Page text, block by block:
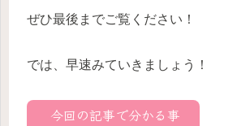
ぜひ最後までご覧ください！
では、早速みていきましょう！
今回の記事で分かる事